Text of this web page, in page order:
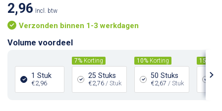
2,96 Incl. btw
Verzonden binnen 1-3 werkdagen
Volume voordeel
1 Stuk
€2,96
7% Korting
25 Stuks
€2,76 / Stuk
10% Korting
50 Stuks
€2,67 / Stuk
15%